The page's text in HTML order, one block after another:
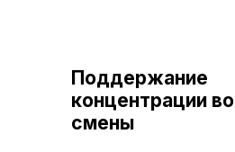
Поддержание
концентрации
смены